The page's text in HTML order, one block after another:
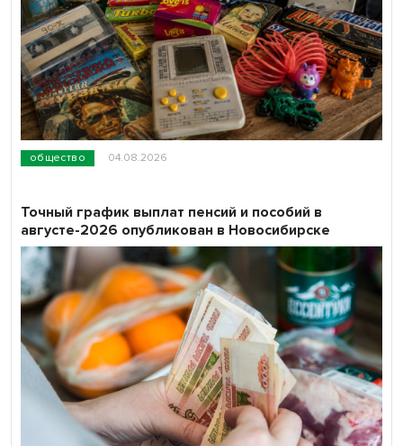
общество 04.08.2026
Точный график выплат пенсий и пособий в
августе-2026 опубликован в Новосибирске